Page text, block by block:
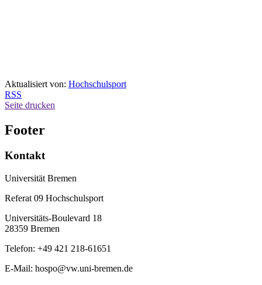
Aktualisiert von: Hochschulsport
RSS
Seite drucken
Footer
Kontakt
Universität Bremen
Referat 09 Hochschulsport
Universitäts-Boulevard 18
28359 Bremen
Telefon: +49 421 218-61651
E-Mail: hospo@vw.uni-bremen.de